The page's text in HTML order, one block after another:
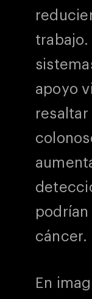
trabajo.
apoyo
resaltar
podrían
cáncer.
En